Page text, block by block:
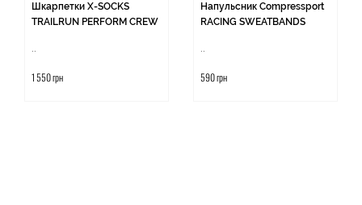
Шкарпетки X-SOCKS
TRAILRUN PERFORM CREW
1 550 грн
Напульсник Compressport
RACING SWEATBANDS
590 грн